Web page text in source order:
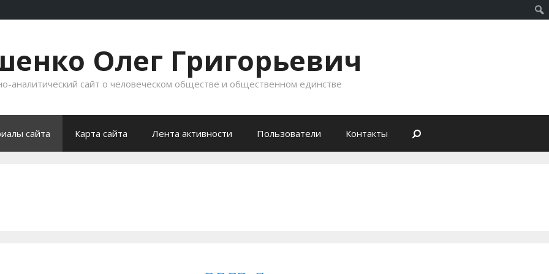
Олег Григорьевич
аналитический сайт о человеческом обществе и общественном единстве
сайта Карта сайта Лента активности Пользователи Контакты